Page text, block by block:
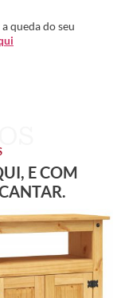
queda do seu
E COM